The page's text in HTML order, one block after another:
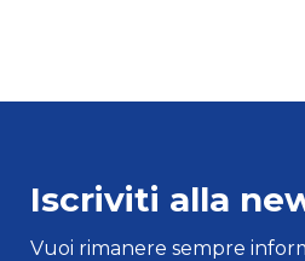
Iscriviti alla
Vuoi rimanere sempre